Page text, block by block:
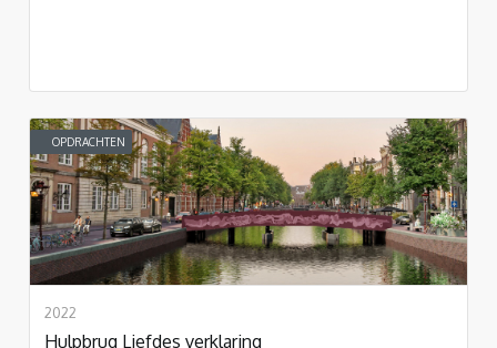
OPDRACHTEN
2022
Hulpbrug Liefdes verklaring